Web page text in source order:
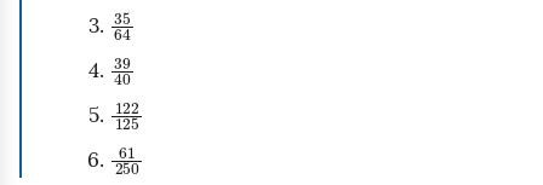
35
64
39
40
122125
61
250